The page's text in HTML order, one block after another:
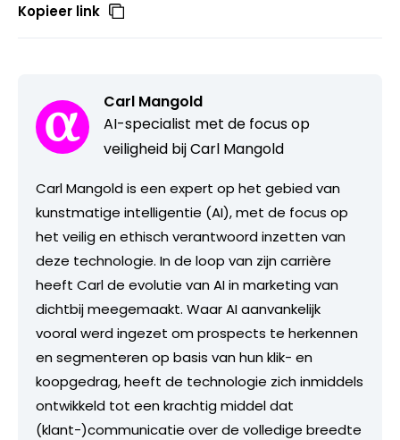
Kopieer link
Carl Mangold
AI-specialist met de focus op
veiligheid bij Carl Mangold
Carl Mangold is een expert op het gebied van
kunstmatige intelligentie (AI), met de focus op
het veilig en ethisch verantwoord inzetten van
deze technologie. In de loop van zijn carrière
heeft Carl de evolutie van AI in marketing van
dichtbij meegemaakt. Waar AI aanvankelijk
vooral werd ingezet om prospects te herkennen
en segmenteren op basis van hun klik- en
koopgedrag, heeft de technologie zich inmiddels
ontwikkeld tot een krachtig middel dat
(klant-)communicatie over de volledige breedte